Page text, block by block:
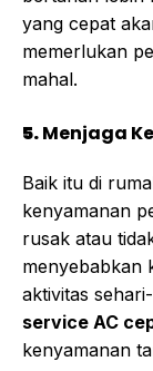
yang cepat
memerlukan
mahal.
5.Menjaga
Baik itu di
kenyamanan
rusak atau
menyebabkan
aktivitas
service AC
kenyamanan